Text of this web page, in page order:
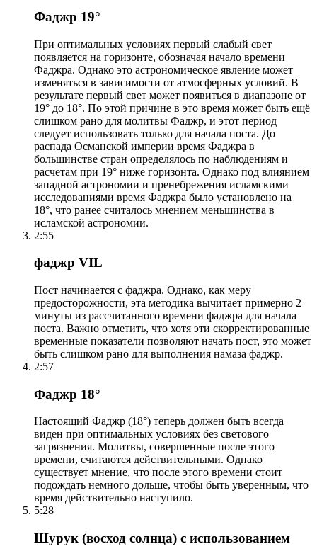
Фаджр 19°
При оптимальных условиях первый слабый свет
появляется на горизонте, обозначая начало времени
Фаджра. Однако это астрономическое явление может
изменяться в зависимости от атмосферных условий. В
результате первый свет может появиться в диапазоне от
19° до 18°. По этой причине в это время может быть ещё
слишком рано для молитвы Фаджр, и этот период
следует использовать только для начала поста. До
распада Османской империи время Фаджра в
большинстве стран определялось по наблюдениям и
расчетам при 19° ниже горизонта. Однако под влиянием
западной астрономии и пренебрежения исламскими
исследованиями время Фаджра было установлено на
18°, что ранее считалось мнением меньшинства в
исламской астрономии.
2:55
фаджр VIL
Пост начинается с фаджра. Однако, как меру
предосторожности, эта методика вычитает примерно 2
минуты из рассчитанного времени фаджра для начала
поста. Важно отметить, что хотя эти скорректированные
временные показатели позволяют начать пост, это может
быть слишком рано для выполнения намаза фаджр.
2:57
Фаджр 18°
Настоящий Фаджр (18°) теперь должен быть всегда
виден при оптимальных условиях без светового
загрязнения. Молитвы, совершенные после этого
времени, считаются действительными. Однако
существует мнение, что после этого времени стоит
подождать немного дольше, чтобы быть уверенным, что
время действительно наступило.
5:28
Шурук (восход солнца) с использованием